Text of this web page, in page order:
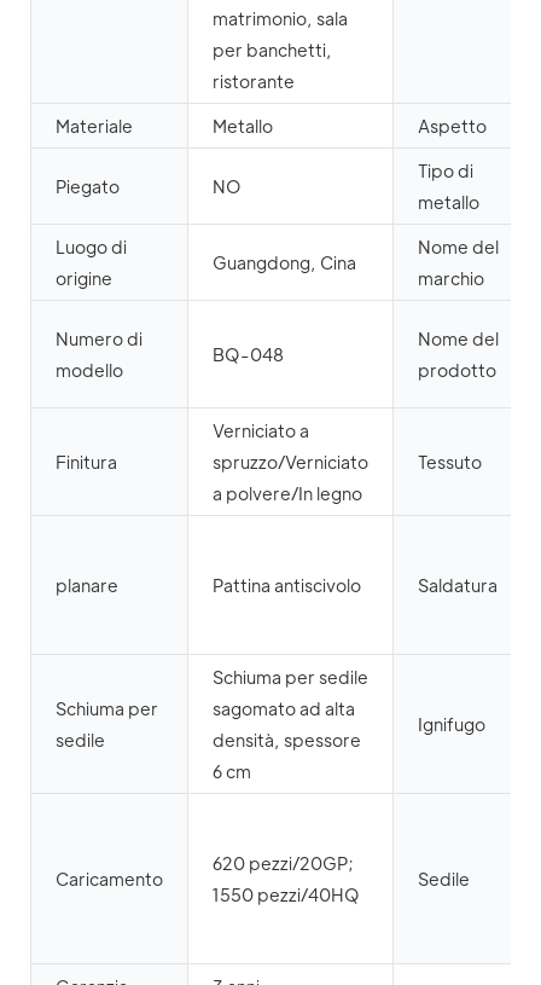
matrimonio, sala
per banchetti,
ristorante
Materiale Metallo Aspetto
Piegato NO
Tipo di
metallo
Luogo di
origine
Guangdong, Cina
Nome del
marchio
Numero di
modello
BQ-048
Nome del
prodotto
Finitura
Verniciato a
spruzzo/Verniciato
a polvere/In legno
Tessuto
planare Pattina antiscivolo Saldatura
Schiuma per
sedile
Schiuma per sedile
sagomato ad alta
densità, spessore
6 cm
Ignifugo
Caricamento
620 pezzi/20GP;
1550 pezzi/40HQ
Sedile